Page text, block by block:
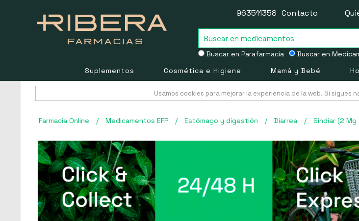
Buscar en Parafarmacia Buscar en
963511358 Contacto
Suplementos Cosmética e Higiene Mamá y Bebé
Usamos cookies para mejorar la experiencia de la web. Si sigues
Farmacia Online / Medicamentos EFP / Estómago y digestión / Diarrea / Sindiar (2 Mg